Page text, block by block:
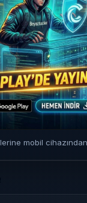
mobil